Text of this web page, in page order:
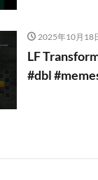
2025年10月18
LF
#dbl